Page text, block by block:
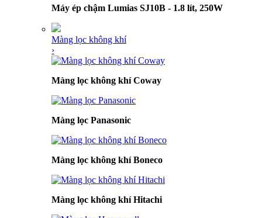
Máy ép chậm Lumias SJ10B - 1.8 lít, 250W
Màng lọc không khí
›
Màng lọc không khí Coway
Màng lọc Panasonic
Màng lọc không khí Boneco
Màng lọc không khí Hitachi